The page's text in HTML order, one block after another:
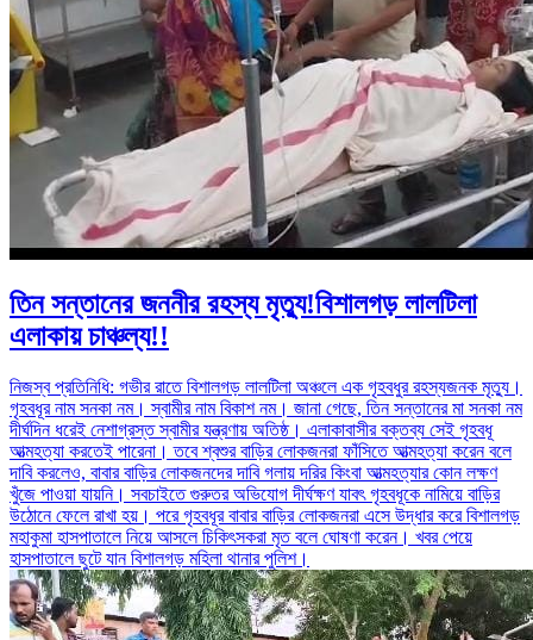
তিন সন্তানের জননীর রহস্য মৃত্যু!বিশালগড় লালটিলা
এলাকায় চাঞ্চল্য!!
নিজস্ব প্রতিনিধি: গভীর রাতে বিশালগড় লালটিলা অঞ্চলে এক গৃহবধুর রহস্যজনক মৃত্যু।
গৃহবধূর নাম সনকা নম। স্বামীর নাম বিকাশ নম। জানা গেছে, তিন সন্তানের মা সনকা নম
দীর্ঘদিন ধরেই নেশাগ্রস্ত স্বামীর যন্ত্রণায় অতিষ্ঠ। এলাকাবাসীর বক্তব্য সেই গৃহবধূ
আত্মহত্যা করতেই পারেনা। তবে শ্বশুর বাড়ির লোকজনরা ফাঁসিতে আত্মহত্যা করেন বলে
দাবি করলেও, বাবার বাড়ির লোকজনদের দাবি গলায় দরির কিংবা আত্মহত্যার কোন লক্ষণ
খুঁজে পাওয়া যায়নি। সবচাইতে গুরুতর অভিযোগ দীর্ঘক্ষণ যাবৎ গৃহবধূকে নামিয়ে বাড়ির
উঠোনে ফেলে রাখা হয়। পরে গৃহবধূর বাবার বাড়ির লোকজনরা এসে উদ্ধার করে বিশালগড়
মহাকুমা হাসপাতালে নিয়ে আসলে চিকিৎসকরা মৃত বলে ঘোষণা করেন। খবর পেয়ে
হাসপাতালে ছুটে যান বিশালগড় মহিলা থানার পুলিশ।